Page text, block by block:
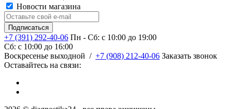
Новости магазина
+7 (391) 292-40-06 Пн - Сб: c 10:00 до 19:00
Сб: c 10:00 до 16:00
​Воскресенье выходной / +7 (908) 212-40-06 Заказать звонок
Оставайтесь на связи: